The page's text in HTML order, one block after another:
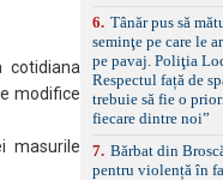
modifice
masurile
6. Tânăr pus să
seminţe pe care le
pe pavaj. Poliţia
Respectul față de
trebuie să fie o
fiecare dintre noi”
7. Bărbat din
pentru violență în